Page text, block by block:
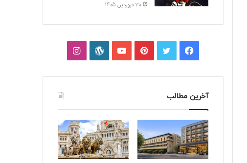
30 فروردین 1405
فیسبوکتوییترپینتریستیوتیوبوردپرساینستاگرام
آخرین مطالب